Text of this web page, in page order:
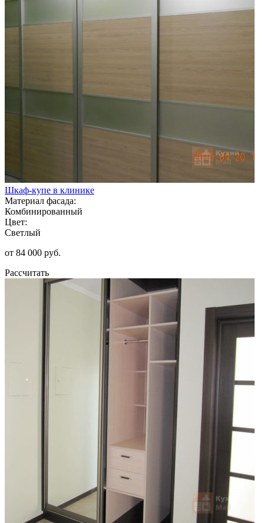
Шкаф-купе в клинике
Материал фасада:
Комбинированный
Цвет:
Светлый
от 84 000 руб.
Рассчитать